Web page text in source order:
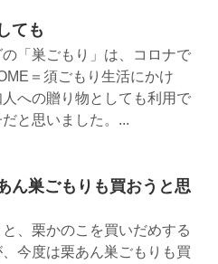
ても
「巣ごもり」は、コロナで
＝須ごもり生活にかけ
への贈り物としても利用で
と思いました。...
ん巣ごもりも買おうと思
、栗かのこを買いだめする
今度は栗あん巣ごもりも買